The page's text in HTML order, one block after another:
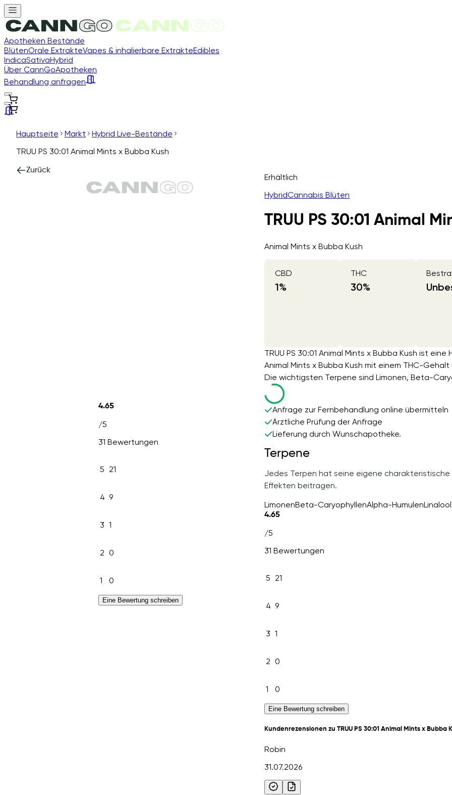
Apotheken Bestände
BlütenOrale ExtrakteVapes & inhalierbare ExtrakteEdibles
IndicaSativaHybrid
Über CannGoApotheken
Behandlung anfragen
Hauptseite Markt
Hybrid Live-Bestände
TRUU PS 30:01 Animal Mints x Bubba Kush
Zurück
4.65
/5
31 Bewertungen
5 21
4 9
3 1
2 0
1 0
Eine Bewertung schreiben
Erhältlich
HybridCannabis Blüten
TRUU PS 30:01 Animal
Animal Mints x Bubba Kush
CBD
1%
THC
30%
TRUU PS 30:01 Animal Mints x Bubba Kush ist
Animal Mints x Bubba Kush mit einem THC-
Die wichtigsten Terpene sind Limonen, Beta-
Anfrage zur Fernbehandlung online übermitteln
Ärztliche Prüfung der Anfrage
Lieferung durch Wunschapotheke.
Terpene
Jedes Terpen hat seine eigene
Effekten beitragen.
LimonenBeta-CaryophyllenAlpha-HumulenLinalool
4.65
/5
31 Bewertungen
5 21
4 9
3 1
2 0
1 0
Eine Bewertung schreiben
Kundenrezensionen zu TRUU PS 30:01 Animal Mints x Bubba
Robin
31.07.2026